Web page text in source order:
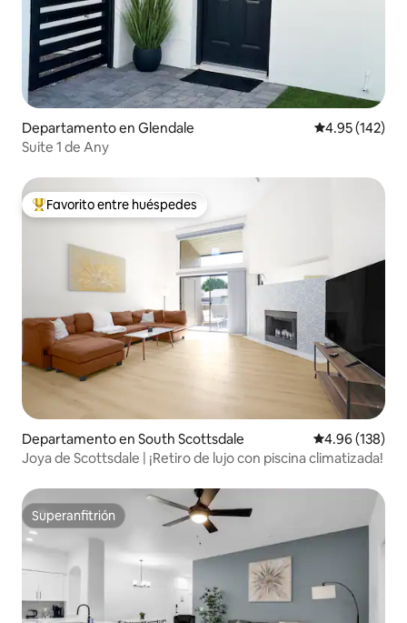
Departamento en Glendale Calificación
4.95 (142)
Suite 1 de Any
De los mejores en Favorito entre huéspedes
Favorito entre huéspedes
Departamento en South Scottsdale Calificación
4.96 (138)
Joya de Scottsdale | ¡Retiro de lujo con piscina climatizada!
Superanfitrión
Superanfitrión